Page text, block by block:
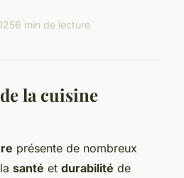
6 min de lecture
la cuisine
présente de nombreux
santé et durabilité de